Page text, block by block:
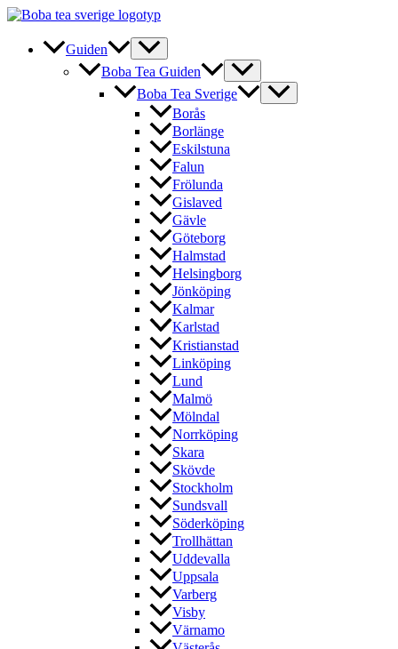
Hoppa
innehåll
Guiden
Boba Tea Guiden
Boba Tea Sverige
Borås
Borlänge
Eskilstuna
Falun
Frölunda
Gislaved
Gävle
Göteborg
Halmstad
Helsingborg
Jönköping
Kalmar
Karlstad
Kristianstad
Linköping
Lund
Malmö
Mölndal
Norrköping
Skara
Skövde
Stockholm
Sundsvall
Söderköping
Trollhättan
Uddevalla
Uppsala
Varberg
Visby
Värnamo